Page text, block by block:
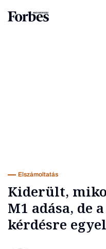
Üzlet
Elszámoltatás
Kiderült,
M1 adása, de
kérdésre